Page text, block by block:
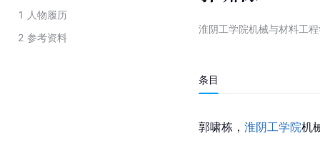
1 人物履历
2 参考资料
淮阴工学院机械与材料工
条目
郭啸栋， 淮阴工学院机